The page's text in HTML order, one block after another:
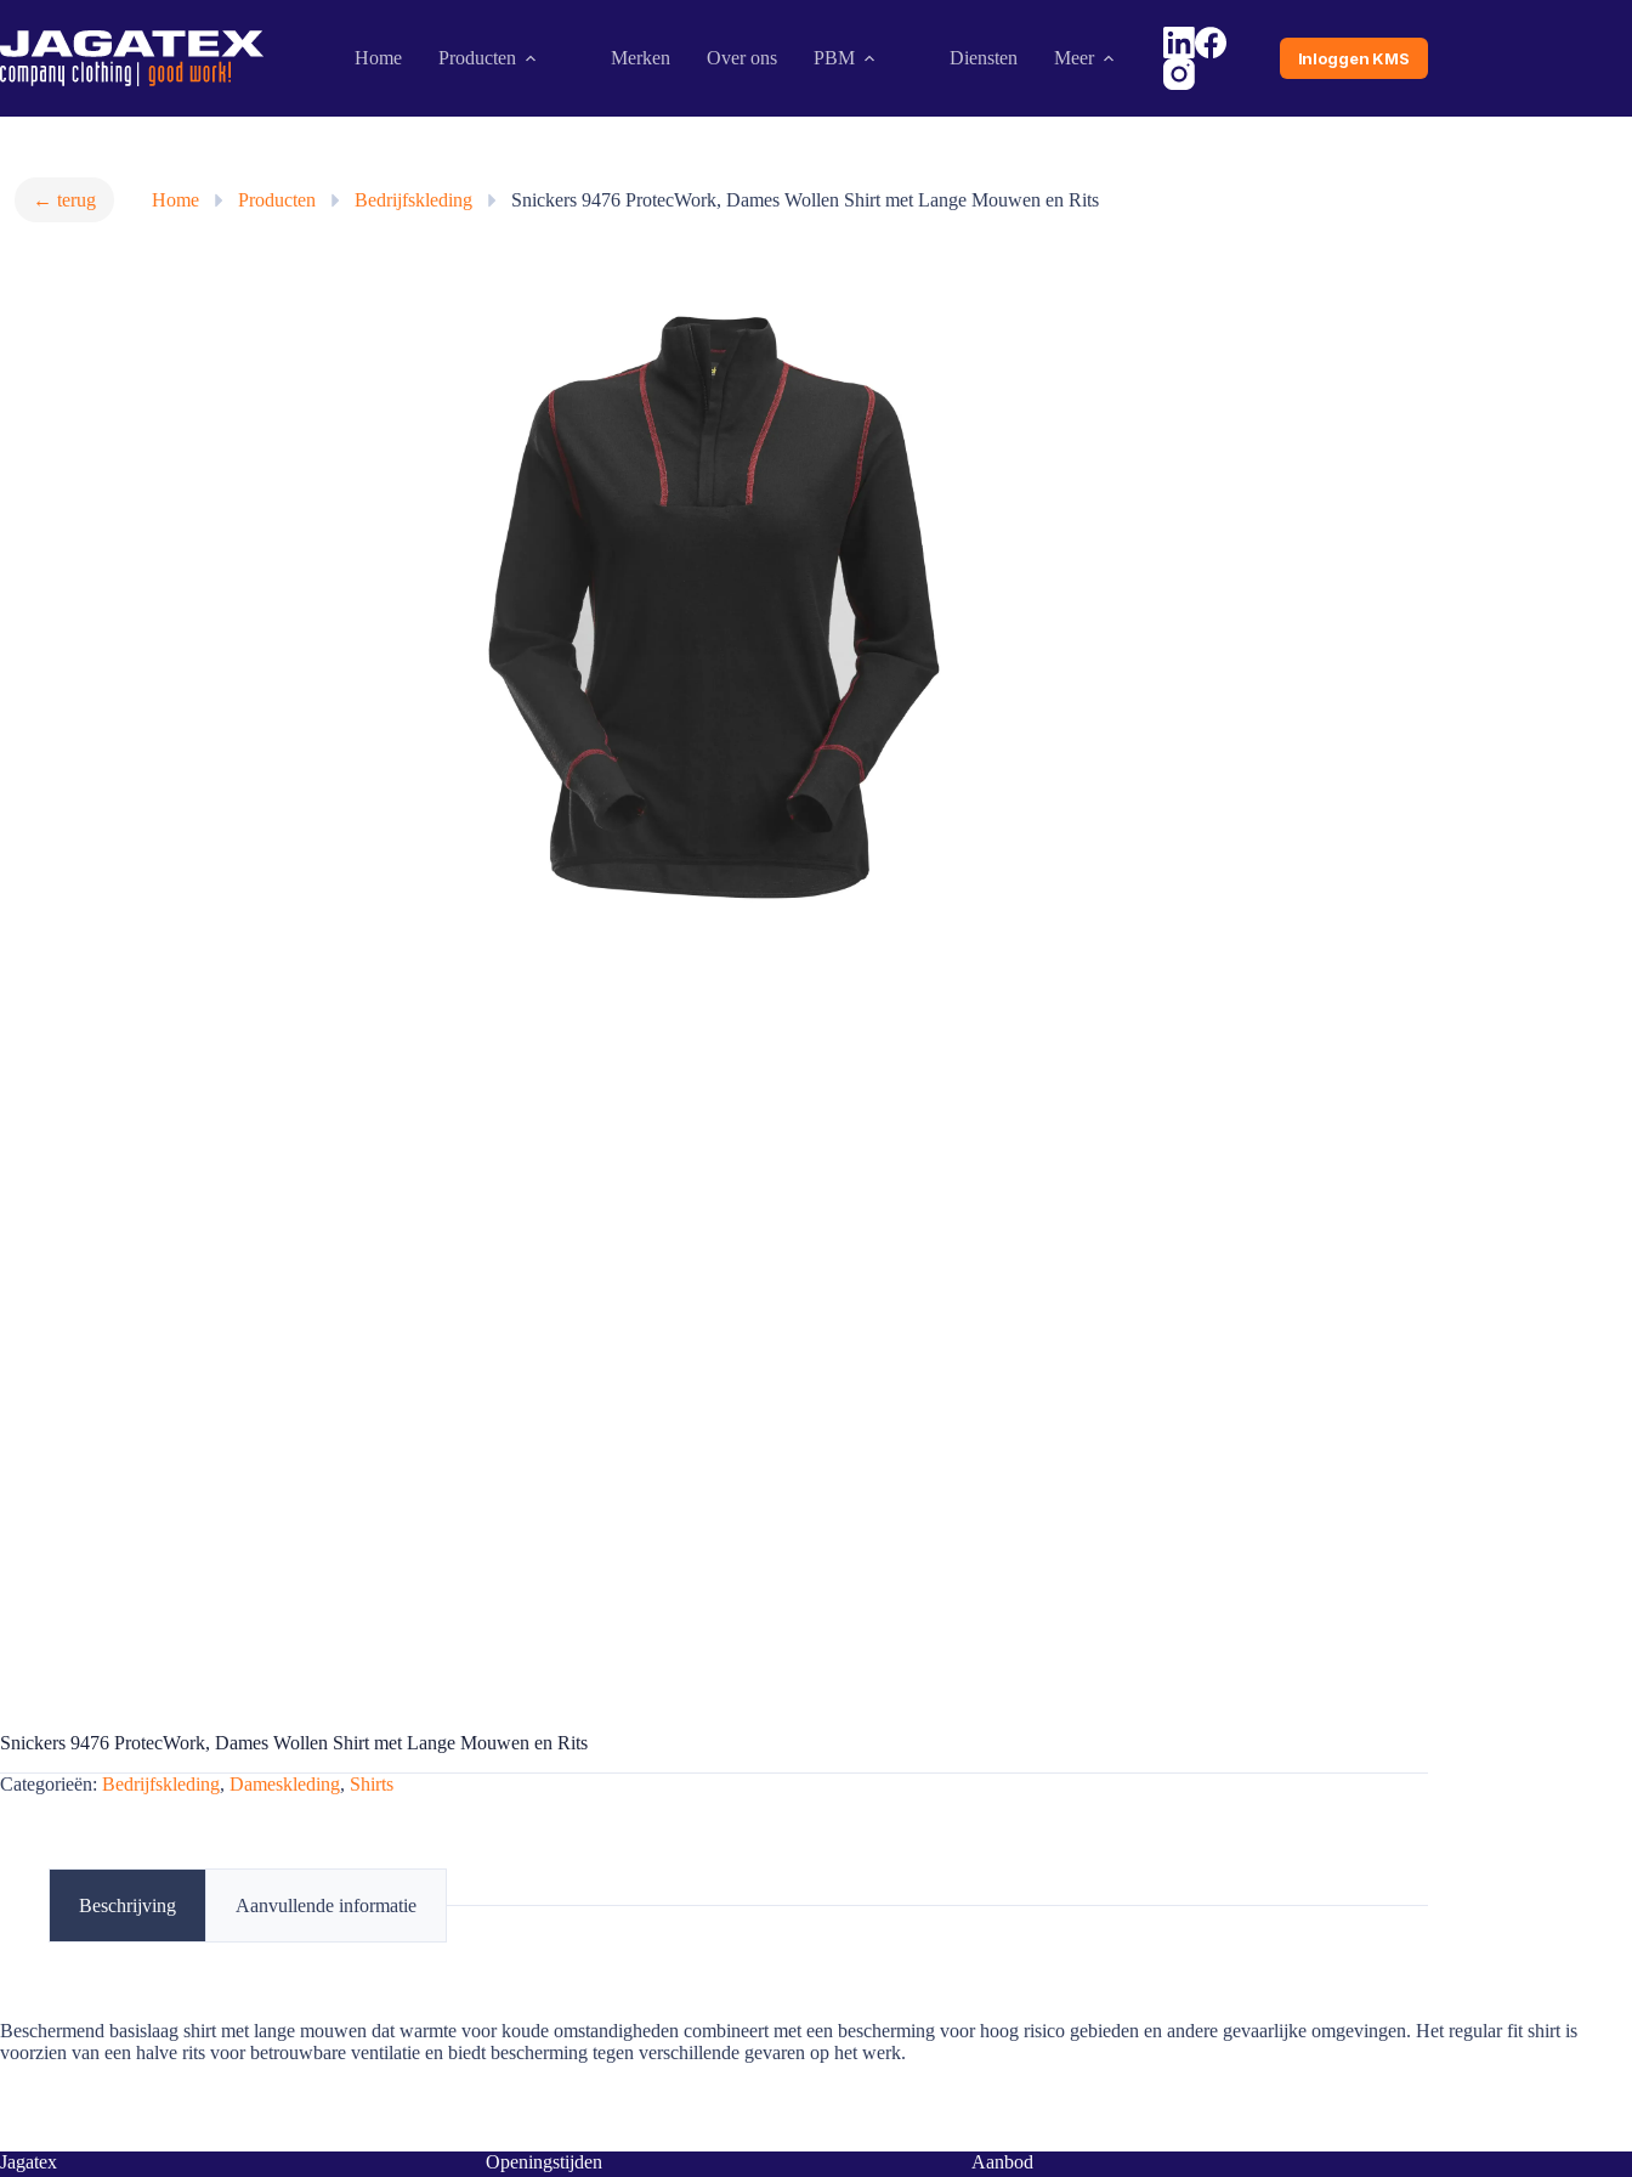
naar
de
inhoud
Home Producten Merken Over ons PBM Diensten Meer Inloggen KMS
← terug Home » Producten » Bedrijfskleding » Snickers 9476 ProtecWork, Dames Wollen Shirt met Lange Mouwen en Rits
Snickers 9476 ProtecWork, Dames Wollen Shirt met Lange Mouwen en Rits
Categorieën: Bedrijfskleding, Dameskleding, Shirts
Beschrijving Aanvullende informatie
Beschermend basislaag shirt met lange mouwen dat warmte voor koude omstandigheden combineert met een bescherming voor hoog risico gebieden en andere gevaarlijke omgevingen. Het regular fit shirt is
voorzien van een halve rits voor betrouwbare ventilatie en biedt bescherming tegen verschillende gevaren op het werk.
Jagatex Openingstijden Aanbod